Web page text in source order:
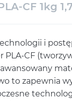
CF 1kg
i
CF
to zapewnia